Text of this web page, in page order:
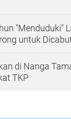
"Menduduki"
untuk
di Nanga
TKP